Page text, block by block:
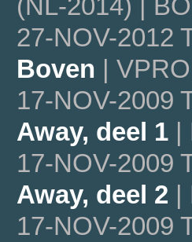
(NL-2014) |
27-NOV-2012
Boven |
17-NOV-2009
Away, deel 1 |
17-NOV-2009
Away, deel 2 |
17-NOV-2009